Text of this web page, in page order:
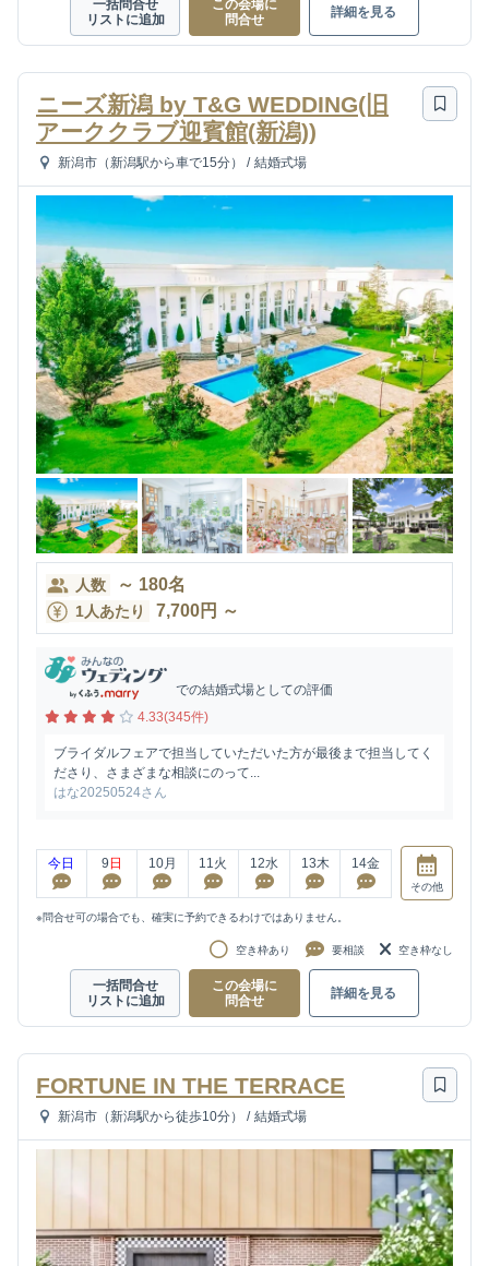
一括問合せ
リストに追加
この会場に
問合せ
詳細を見る
ニーズ新潟 by T&G WEDDING(旧
アーククラブ迎賓館(新潟))
新潟市（新潟駅から車で15分） / 結婚式場
人数 ～ 180名
1人あたり 7,700円 ～
での結婚式場としての評価
4.33(345件)
ブライダルフェアで担当していただいた方が最後まで担当してく
ださり、さまざまな相談にのって...
はな20250524さん
今日 9 日 10月 11 火 12水 13木 14金
その他
※問合せ可の場合でも、確実に予約できるわけではありません。
空き枠あり 要相談 空き枠なし
一括問合せ
リストに追加
この会場に
問合せ
詳細を見る
FORTUNE IN THE TERRACE
新潟市（新潟駅から徒歩10分） / 結婚式場